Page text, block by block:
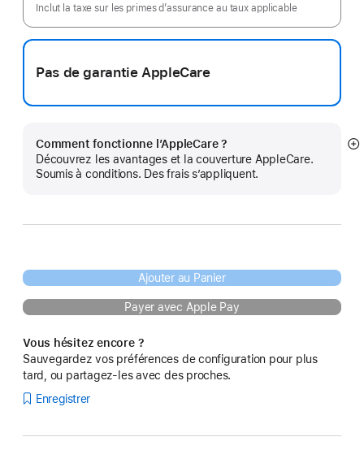
Inclut la taxe sur les primes d’assurance au taux applicable
Pas de garantie AppleCare
Comment fonctionne l’AppleCare ?
Découvrez les avantages et la couverture AppleCare.
Soumis à conditions. Des frais s’appliquent.
Ajouter au Panier
Payer avec Apple Pay
Vous hésitez encore ?
Sauvegardez vos préférences de configuration pour plus
tard, ou partagez-les avec des proches.
Enregistrer